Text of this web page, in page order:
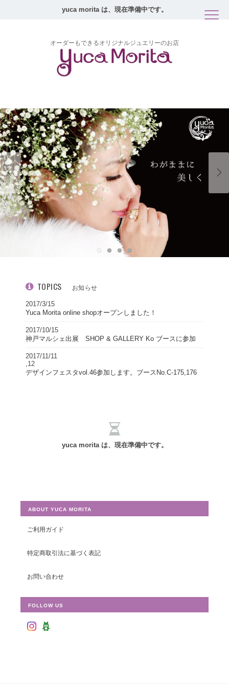
yuca morita は、現在準備中です。
オーダーもできるオリジナルジュエリーのお店
TOPICS お知らせ
2017/3/15
Yuca Morita online shopオープンしました！
2017/10/15
神戸マルシェ出展 SHOP & GALLERY Ko ブースに参加
2017/11/11
,12
デザインフェスタvol.46参加します。ブースNo.C-175,176
yuca morita は、現在準備中です。
ABOUT YUCA MORITA
ご利用ガイド
特定商取引法に基づく表記
お問い合わせ
FOLLOW US